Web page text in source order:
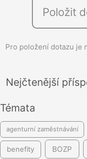
Položit
Pro položení dotazu je
Nejčtenější
Témata
agenturní zaměstnávání
benefity BOZP